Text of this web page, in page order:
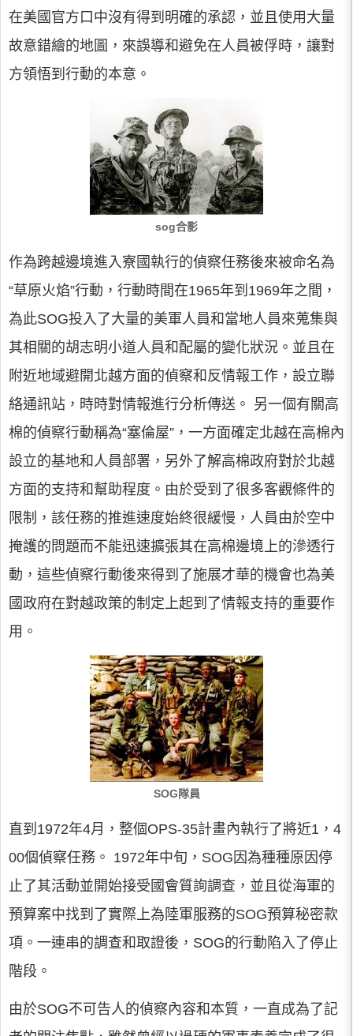
在美國官方口中沒有得到明確的承認，並且使用大量
故意錯繪的地圖，來誤導和避免在人員被俘時，讓對
方領悟到行動的本意。
sog合影
作為跨越邊境進入寮國執行的偵察任務後來被命名為
“草原火焰”行動，行動時間在1965年到1969年之間，
為此SOG投入了大量的美軍人員和當地人員來蒐集與
其相關的胡志明小道人員和配屬的變化狀況。並且在
附近地域避開北越方面的偵察和反情報工作，設立聯
絡通訊站，時時對情報進行分析傳送。 另一個有關高
棉的偵察行動稱為“塞倫屋”，一方面確定北越在高棉內
設立的基地和人員部署，另外了解高棉政府對於北越
方面的支持和幫助程度。由於受到了很多客觀條件的
限制，該任務的推進速度始終很緩慢，人員由於空中
掩護的問題而不能迅速擴張其在高棉邊境上的滲透行
動，這些偵察行動後來得到了施展才華的機會也為美
國政府在對越政策的制定上起到了情報支持的重要作
用。
SOG隊員
直到1972年4月，整個OPS-35計畫內執行了將近1，4
00個偵察任務。 1972年中旬，SOG因為種種原因停
止了其活動並開始接受國會質詢調查，並且從海軍的
預算案中找到了實際上為陸軍服務的SOG預算秘密款
項。一連串的調查和取證後，SOG的行動陷入了停止
階段。
由於SOG不可告人的偵察內容和本質，一直成為了記